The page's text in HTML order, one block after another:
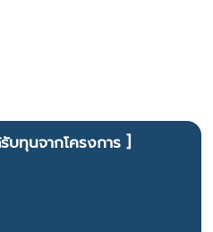
ทุนจากโครงการ ]